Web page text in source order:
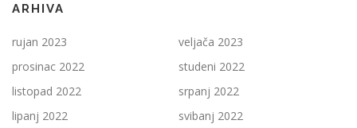
ARHIVA
rujan 2023
veljača 2023
prosinac 2022
studeni 2022
listopad 2022
srpanj 2022
lipanj 2022
svibanj 2022